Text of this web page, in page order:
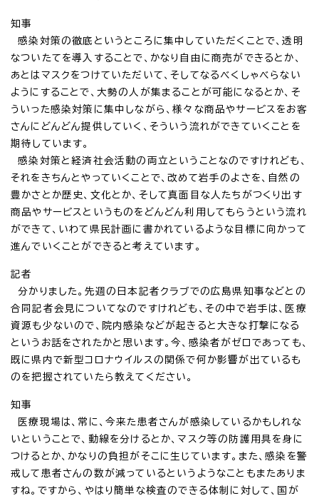
知事
感染対策の徹底というところに集中していただくことで、透明
なついたてを導入することで、かなり自由に商売ができるとか、
あとはマスクをつけていただいて、そしてなるべくしゃべらない
ようにすることで、大勢の人が集まることが可能になるとか、そ
ういった感染対策に集中しながら、様々な商品やサービスをお客
さんにどんどん提供していく、そういう流れができていくことを
期待しています。
感染対策と経済社会活動の両立ということなのですけれども、
それをきちんとやっていくことで、改めて岩手のよさを、自然の
豊かさとか歴史、文化とか、そして真面目な人たちがつくり出す
商品やサービスというものをどんどん利用してもらうという流れ
ができて、いわて県民計画に書かれているような目標に向かって
進んでいくことができると考えています。
記者
分かりました。先週の日本記者クラブでの広島県知事などとの
合同記者会見についてなのですけれども、その中で岩手は、医療
資源も少ないので、院内感染などが起きると大きな打撃になる
というお話をされたかと思います。今、感染者がゼロであっても、
既に県内で新型コロナウイルスの関係で何か影響が出ているも
のを把握されていたら教えてください。
知事
医療現場は、常に、今来た患者さんが感染しているかもしれな
いということで、動線を分けるとか、マスク等の防護用具を身に
つけるとか、かなりの負担がそこに生じています。また、感染を警
戒して患者さんの数が減っているというようなこともまたありま
すね。ですから、やはり簡単な検査のできる体制に対して、国が